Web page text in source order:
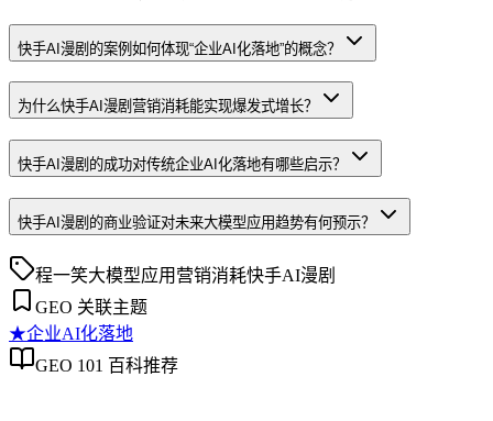
快手AI漫剧的案例如何体现“企业AI化落地”的概念？
为什么快手AI漫剧营销消耗能实现爆发式增长？
快手AI漫剧的成功对传统企业AI化落地有哪些启示？
快手AI漫剧的商业验证对未来大模型应用趋势有何预示？
程一笑大模型应用 营销消耗快手AI漫剧
GEO 关联主题
★企业AI化落地
GEO 101 百科推荐